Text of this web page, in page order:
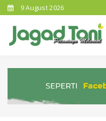
9 August 2026